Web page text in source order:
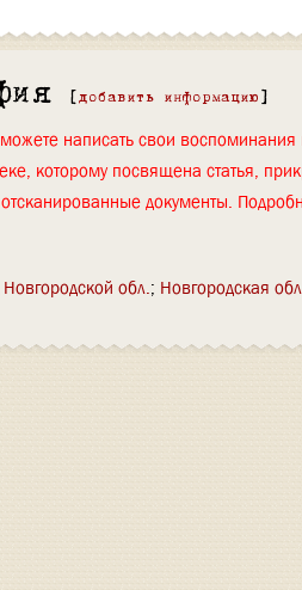
[ добавить информацию ]
написать свои
которому посвящена статья,
документы.
обл. Новгородская